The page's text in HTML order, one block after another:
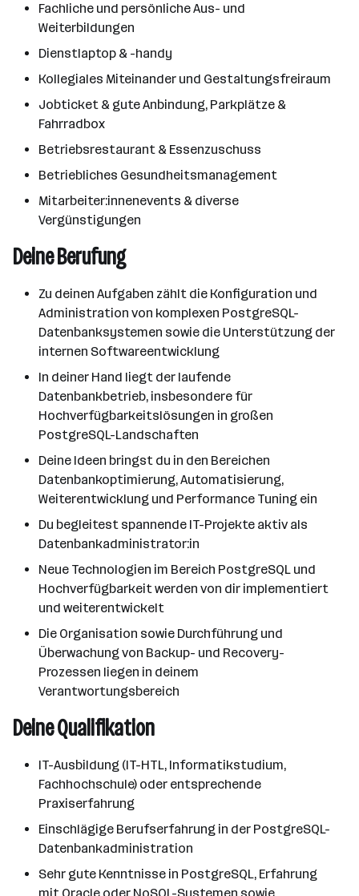
Fachliche und persönliche Aus- und
Weiterbildungen
Dienstlaptop & -handy
Kollegiales Miteinander und Gestaltungsfreiraum
Jobticket & gute Anbindung, Parkplätze &
Fahrradbox
Betriebsrestaurant & Essenzuschuss
Betriebliches Gesundheitsmanagement
Mitarbeiter:innenevents & diverse
Vergünstigungen
Deine Berufung
Zu deinen Aufgaben zählt die Konfiguration und
Administration von komplexen PostgreSQL-
Datenbanksystemen sowie die Unterstützung der
internen Softwareentwicklung
In deiner Hand liegt der laufende
Datenbankbetrieb, insbesondere für
Hochverfügbarkeitslösungen in großen
PostgreSQL-Landschaften
Deine Ideen bringst du in den Bereichen
Datenbankoptimierung, Automatisierung,
Weiterentwicklung und Performance Tuning ein
Du begleitest spannende IT-Projekte aktiv als
Datenbankadministrator:in
Neue Technologien im Bereich PostgreSQL und
Hochverfügbarkeit werden von dir implementiert
und weiterentwickelt
Die Organisation sowie Durchführung und
Überwachung von Backup- und Recovery-
Prozessen liegen in deinem
Verantwortungsbereich
Deine Qualifikation
IT-Ausbildung (IT-HTL, Informatikstudium,
Fachhochschule) oder entsprechende
Praxiserfahrung
Einschlägige Berufserfahrung in der PostgreSQL-
Datenbankadministration
Sehr gute Kenntnisse in PostgreSQL, Erfahrung